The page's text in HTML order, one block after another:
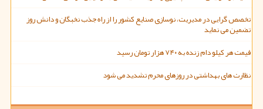
تخصص گرایی در مدیریت، نوسازی صنایع کشور را از راه جذب نخبگان و دانش روز
تضمین می نماید
قیمت هر کیلو دام زنده به ۷۴۰ هزار تومان رسید
نظارت های بهداشتی در روزهای محرم تشدید می شود